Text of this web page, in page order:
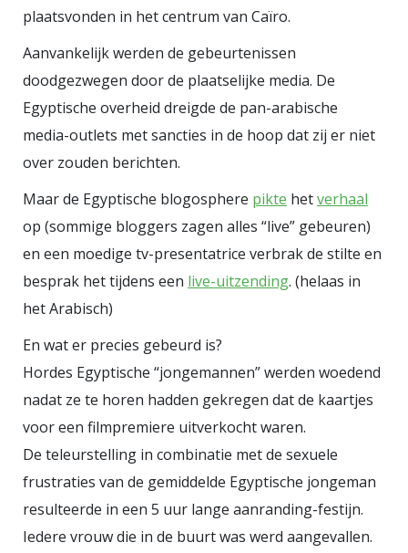
plaatsvonden in het centrum van Caïro.
Aanvankelijk werden de gebeurtenissen
doodgezwegen door de plaatselijke media. De
Egyptische overheid dreigde de pan-arabische
media-outlets met sancties in de hoop dat zij er niet
over zouden berichten.
Maar de Egyptische blogosphere pikte hetverhaal
op (sommige bloggers zagen alles “live” gebeuren)
en een moedige tv-presentatrice verbrak de stilte en
besprak het tijdens een live-uitzending. (helaas in
het Arabisch)
En wat er precies gebeurd is?
Hordes Egyptische “jongemannen” werden woedend
nadat ze te horen hadden gekregen dat de kaartjes
voor een filmpremiere uitverkocht waren.
De teleurstelling in combinatie met de sexuele
frustraties van de gemiddelde Egyptische jongeman
resulteerde in een 5 uur lange aanranding-festijn.
Iedere vrouw die in de buurt was werd aangevallen.